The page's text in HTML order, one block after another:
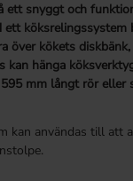
ett snyggt och
köksrelingssystem
över kökets
kan hänga
mm långt rör eller
kan användas till att